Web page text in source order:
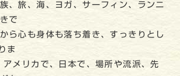
、旅、海、ヨガ、サーフィン、ランニ
で
ら心も身体も落ち着き、すっきりとし
ま
アメリカで、日本で、場所や流派、先